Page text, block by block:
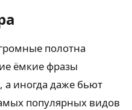
полотна
ёмкие фразы
а иногда даже бьют
популярных видов